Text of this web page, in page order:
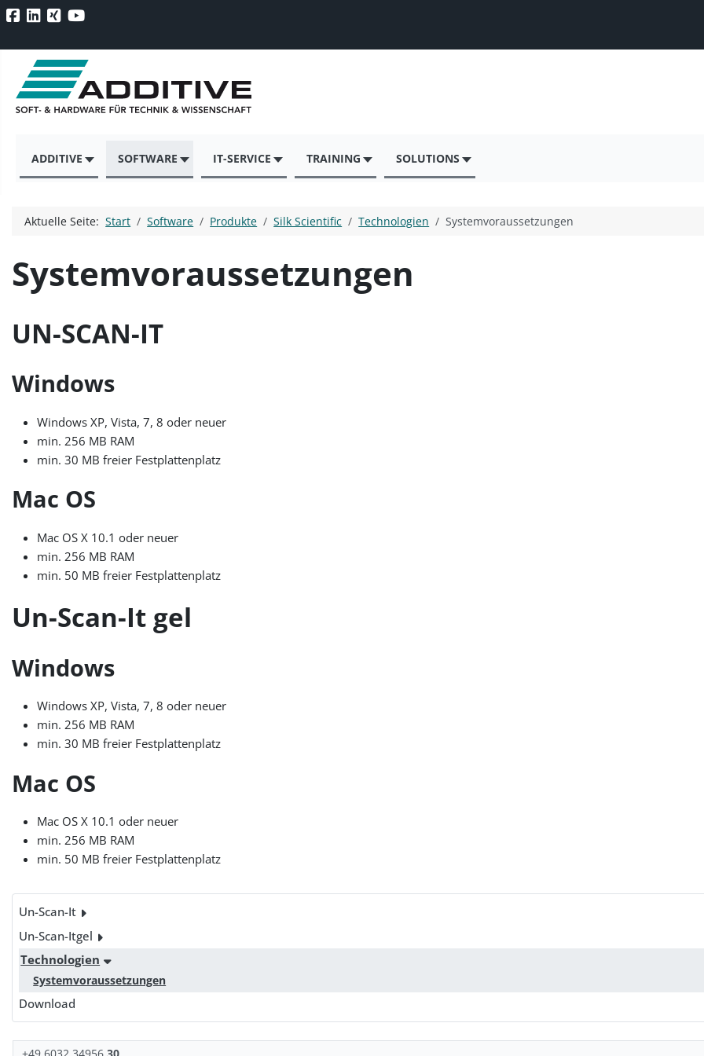
ADDITIVE SOFTWARE IT-SERVICE TRAINING SOLUTIONS
Un-Scan-It
Un-Scan-Itgel
Technologien
Systemvoraussetzungen
Download
Aktuelle Seite:Start Software Produkte Silk Scientific Technologien Systemvoraussetzungen
Systemvoraussetzungen
UN-SCAN-IT
Windows
Windows XP, Vista, 7, 8 oder neuer
min. 256 MB RAM
min. 30 MB freier Festplattenplatz
Mac OS
Mac OS X 10.1 oder neuer
min. 256 MB RAM
min. 50 MB freier Festplattenplatz
Un-Scan-It gel
Windows
Windows XP, Vista, 7, 8 oder neuer
min. 256 MB RAM
min. 30 MB freier Festplattenplatz
Mac OS
Mac OS X 10.1 oder neuer
min. 256 MB RAM
min. 50 MB freier Festplattenplatz